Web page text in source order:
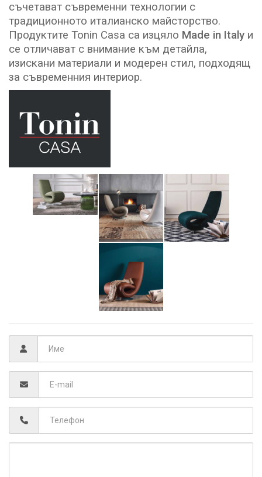
съчетават съвременни технологии с
традиционното италианско майсторство.
Продуктите Tonin Casa са изцяло Made in Italy и
се отличават с внимание към детайла,
изискани материали и модерен стил, подходящ
за съвременния интериор.